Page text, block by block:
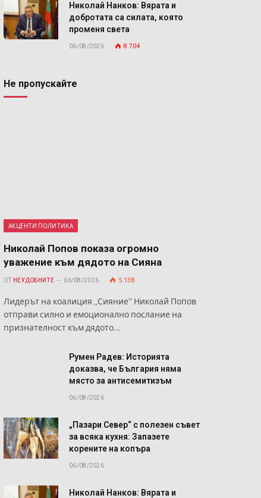
Николай Нанков: Вярата и
добротата са силата, която
променя света
06/08/2026 8 704
Не пропускайте
АКЦЕНТИ ПОЛИТИКА
Николай Попов показа огромно
уважение към дядото на Сияна
ОТ НЕУДОБНИТЕ 06/08/2026 5 138
Лидерът на коалиция „Сияние“ Николай Попов
отправи силно и емоционално послание на
признателност към дядото…
Румен Радев: Историята
доказва, че България няма
място за антисемитизъм
06/08/2026
„Пазари Север“ с полезен съвет
за всяка кухня: Запазете
корените на копъра
06/08/2026
Николай Нанков: Вярата и